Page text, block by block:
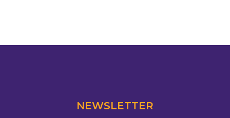
NEWSLETTER